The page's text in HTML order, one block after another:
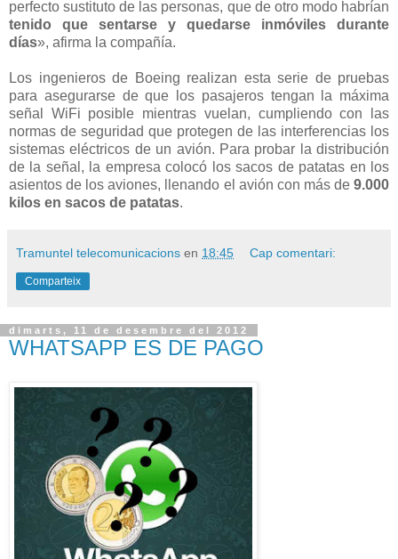
perfecto sustituto de las personas, que de otro modo habrían
tenido que sentarse y quedarse inmóviles durante
días», afirma la compañía.
Los ingenieros de Boeing realizan esta serie de pruebas
para asegurarse de que los pasajeros tengan la máxima
señal WiFi posible mientras vuelan, cumpliendo con las
normas de seguridad que protegen de las interferencias los
sistemas eléctricos de un avión. Para probar la distribución
de la señal, la empresa colocó los sacos de patatas en los
asientos de los aviones, llenando el avión con más de9.000
kilos en sacos de patatas.
Tramuntel telecomunicacions en 18:45 Cap comentari:
Comparteix
dimarts, 11 de desembre del 2012
WHATSAPP ES DE PAGO